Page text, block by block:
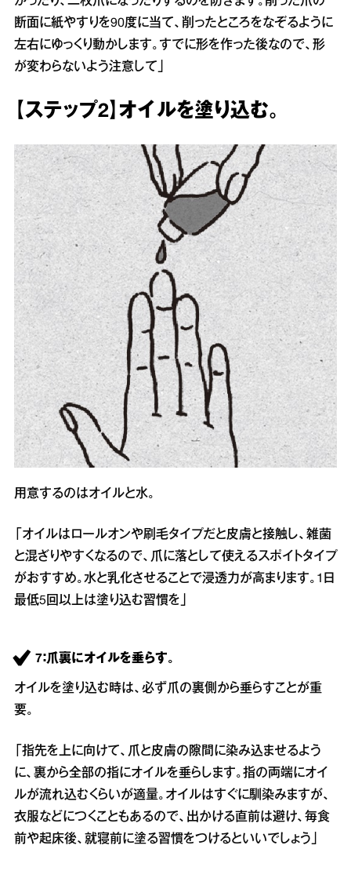
断面に紙やすりを90度に当て、削ったところをなぞるように
左右にゆっくり動かします。すでに形を作った後なので、形
が変わらないよう注意して」
【ステップ2】オイルを塗り込む。
用意するのはオイルと水。
「オイルはロールオンや刷毛タイプだと皮膚と接触し、雑菌
と混ざりやすくなるので、爪に落として使えるスポイトタイプ
がおすすめ。水と乳化させることで浸透力が高まります。1日
最低5回以上は塗り込む習慣を」
7：爪裏にオイルを垂らす。
オイルを塗り込む時は、必ず爪の裏側から垂らすことが重
要。
「指先を上に向けて、爪と皮膚の隙間に染み込ませるよう
に、裏から全部の指にオイルを垂らします。指の両端にオイ
ルが流れ込むくらいが適量。オイルはすぐに馴染みますが、
衣服などにつくこともあるので、出かける直前は避け、毎食
前や起床後、就寝前に塗る習慣をつけるといいでしょう」